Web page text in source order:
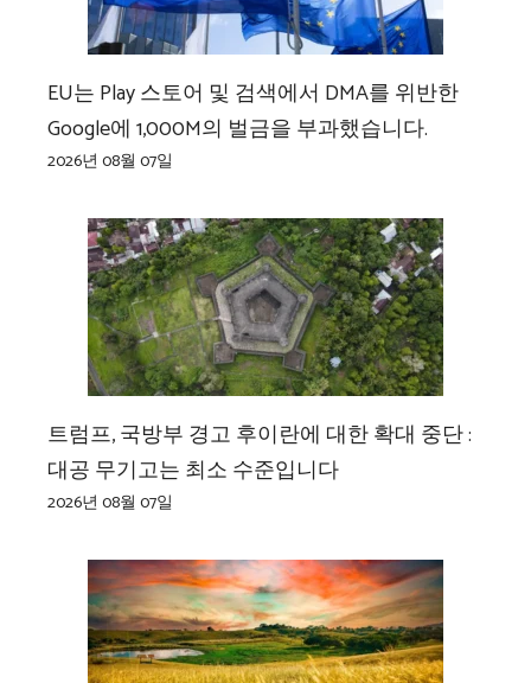
EU는 Play 스토어 및 검색에서 DMA를 위반한
Google에 1,000M의 벌금을 부과했습니다.
2026년 08월 07일
트럼프, 국방부 경고 후이란에 대한 확대 중단 :
대공 무기고는 최소 수준입니다
2026년 08월 07일